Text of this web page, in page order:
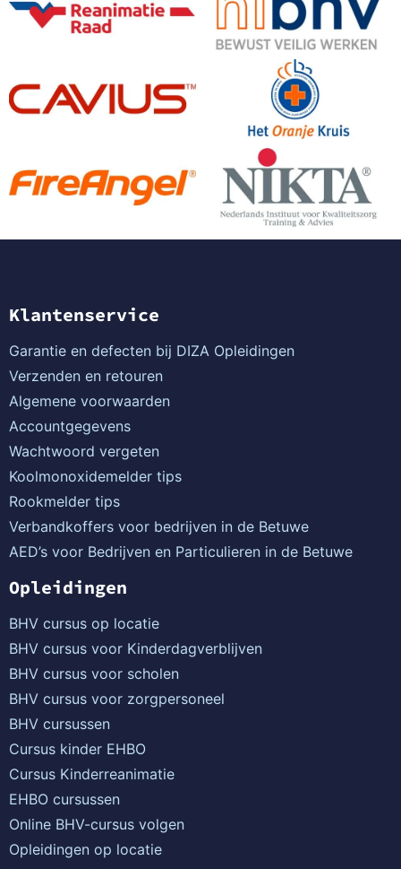
Klantenservice
Garantie en defecten bij DIZA Opleidingen
Verzenden en retouren
Algemene voorwaarden
Accountgegevens
Wachtwoord vergeten
Koolmonoxidemelder tips
Rookmelder tips
Verbandkoffers voor bedrijven in de Betuwe
AED’s voor Bedrijven en Particulieren in de Betuwe
Opleidingen
BHV cursus op locatie
BHV cursus voor Kinderdagverblijven
BHV cursus voor scholen
BHV cursus voor zorgpersoneel
BHV cursussen
Cursus kinder EHBO
Cursus Kinderreanimatie
EHBO cursussen
Online BHV-cursus volgen
Opleidingen op locatie